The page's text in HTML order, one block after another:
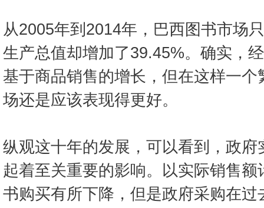
从2005年到2014年，巴西图书市场
生产总值却增加了39.45%。确实，
基于商品销售的增长，但在这样一
场还是应该表现得更好。
纵观这十年的发展，可以看到，政
起着至关重要的影响。以实际销售
书购买有所下降，但是政府采购在过